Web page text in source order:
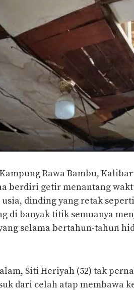
Rawa Bambu,
berdiri getir menantang
dinding yang retak
di banyak titik semuanya
selama bertahun-tahun
Siti Heriyah (52) tak
dari celah atap membawa